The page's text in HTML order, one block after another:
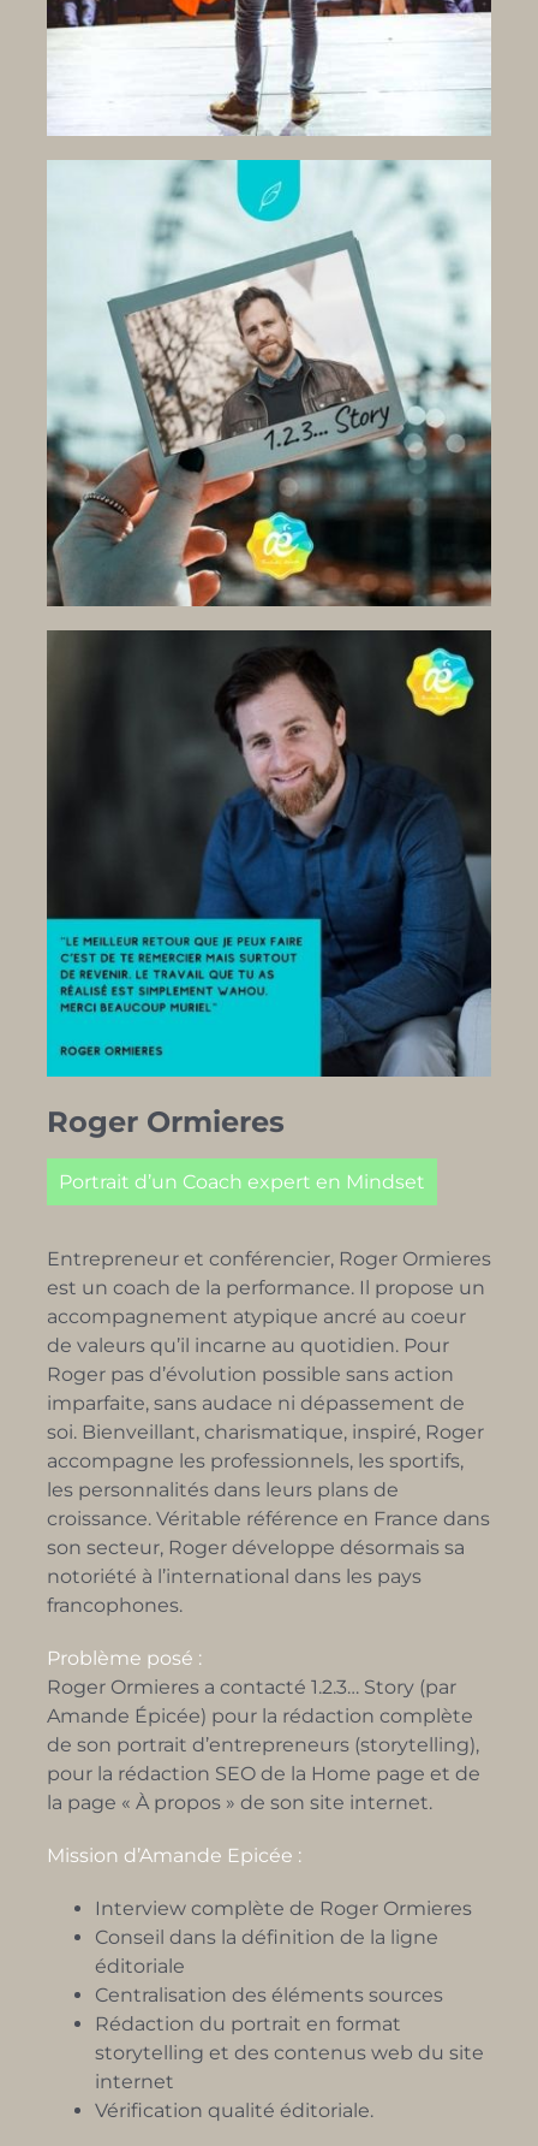
Roger Ormieres
Portrait d’un Coach expert en Mindset
Entrepreneur et conférencier, Roger Ormieres
est un coach de la performance. Il propose un
accompagnement atypique ancré au coeur
de valeurs qu’il incarne au quotidien. Pour
Roger pas d’évolution possible sans action
imparfaite, sans audace ni dépassement de
soi. Bienveillant, charismatique, inspiré, Roger
accompagne les professionnels, les sportifs,
les personnalités dans leurs plans de
croissance. Véritable référence en France dans
son secteur, Roger développe désormais sa
notoriété à l’international dans les pays
francophones.
Problème posé :
Roger Ormieres a contacté 1.2.3… Story (par
Amande Épicée) pour la rédaction complète
de son portrait d’entrepreneurs (storytelling),
pour la rédaction SEO de la Home page et de
la page « À propos » de son site internet.
Mission d’Amande Epicée :
Interview complète de Roger Ormieres
Conseil dans la définition de la ligne
éditoriale
Centralisation des éléments sources
Rédaction du portrait en format
storytelling et des contenus web du site
internet
Vérification qualité éditoriale.